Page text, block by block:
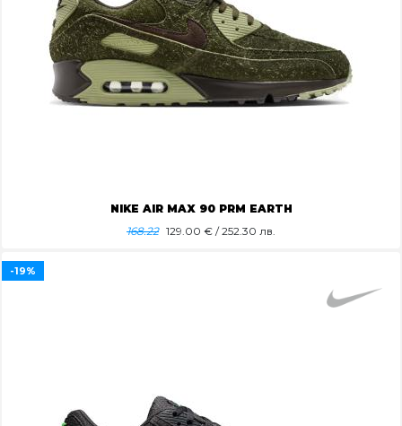
NIKE AIR MAX 90 PRM EARTH
168.22 129.00 € / 252.30 лв.
-19%